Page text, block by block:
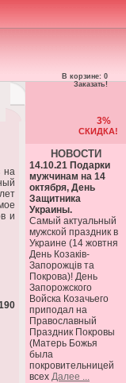
В корзине: 0
Заказать!
на
и
3%
СКИДКА!
НОВОСТИ
14.10.21 Подарки
мужчинам на 14
октября, День
Защитника
Украины.
Самый актуальный
мужской праздник в
Украине (14 жовтня
День Козаків-
Запорожців та
Покрова)! День
Запорожского
Войска Козачьего
приподал на
Православный
Праздник Покровы
(Матерь Божья
была
покровительницей
всех Далее ...